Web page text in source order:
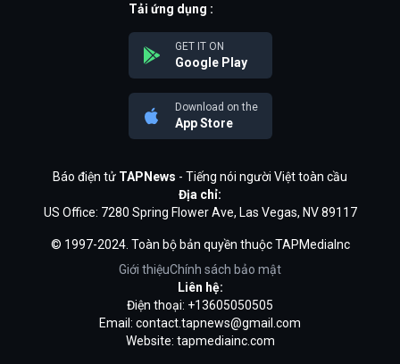
Tải ứng dụng :
GET IT ON
Google Play
Download on the
App Store
Báo điện tử TAPNews - Tiếng nói người Việt toàn cầu
Địa chỉ:
US Office: 7280 Spring Flower Ave, Las Vegas, NV 89117
© 1997-2024. Toàn bộ bản quyền thuộc TAPMediaInc
Giới thiệuChính sách bảo mật
Liên hệ:
Điện thoại: +13605050505
Email: contact.tapnews@gmail.com
Website: tapmediainc.com